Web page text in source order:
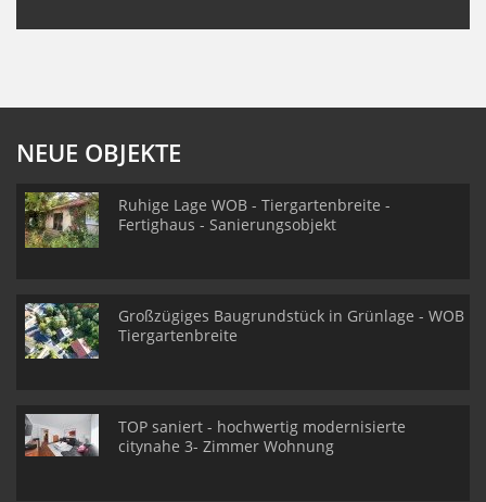
NEUE OBJEKTE
Ruhige Lage WOB - Tiergartenbreite -
Fertighaus - Sanierungsobjekt
Großzügiges Baugrundstück in Grünlage - WOB
Tiergartenbreite
TOP saniert - hochwertig modernisierte
citynahe 3- Zimmer Wohnung